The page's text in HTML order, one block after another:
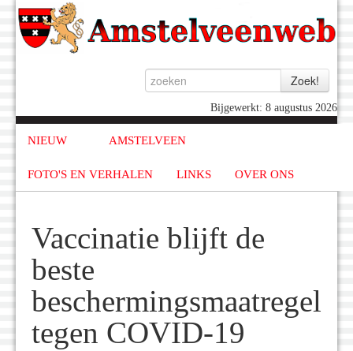
Bijgewerkt: 8 augustus 2026
NIEUW AMSTELVEEN
FOTO'S EN VERHALEN LINKS OVER ONS
Vaccinatie blijft de
beste
beschermingsmaatregel
tegen COVID-19